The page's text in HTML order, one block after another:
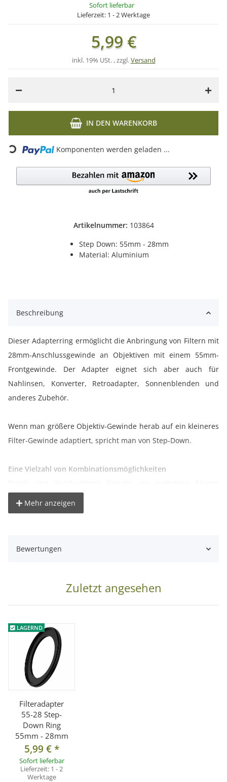
Artikelnummer: 103864
Step Down: 55mm - 28mm
Material: Aluminium
Sofort lieferbar
Lieferzeit: 1 - 2 Werktage
5,99 €
inkl. 19% USt. , zzgl.Versand
IN DEN WARENKORB
Loading... Komponenten werden geladen ...
Beschreibung
Dieser Adapterring ermöglicht die Anbringung von Filtern mit
28mm-Anschlussgewinde an Objektiven mit einem 55mm-
Frontgewinde. Der Adapter eignet sich aber auch für
Nahlinsen, Konverter, Retroadapter, Sonnenblenden und
anderes Zubehör.
Wenn man größere Objektiv-Gewinde herab auf ein kleineres
Filter-Gewinde adaptiert, spricht man von Step-Down.
Eine Vielzahl von Kombinationsmöglichkeiten
ausgleichen.
Material: Aluminium
Filterdurchmesser(Filter): 28mm
Mehr anzeigen
Bewertungen
Zuletzt angesehen
LAGERND
Filteradapter
55-28 Step-
Down Ring
55mm - 28mm
5,99 €*
Sofort lieferbar
Lieferzeit: 1 - 2
Werktage